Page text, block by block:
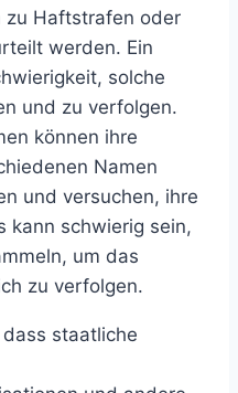
zu Haftstrafen oder
werden. Ein
solche
und zu verfolgen.
können ihre
Namen
und versuchen, ihre
kann schwierig sein,
um das
zu verfolgen.
staatliche